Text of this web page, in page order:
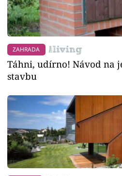
ZAHRADA
Táhni, udírno! Návod na
stavbu